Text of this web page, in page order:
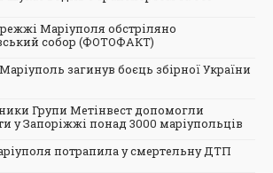
Маріуполя обстріляно
собор (ФОТОФАКТ)
загинув боєць збірної України
Групи Метінвест допомогли
у Запоріжжі понад 3000 маріупольців
потрапила у смертельну ДТП